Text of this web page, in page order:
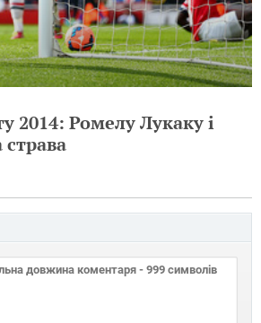
2014: Ромелу Лукаку і